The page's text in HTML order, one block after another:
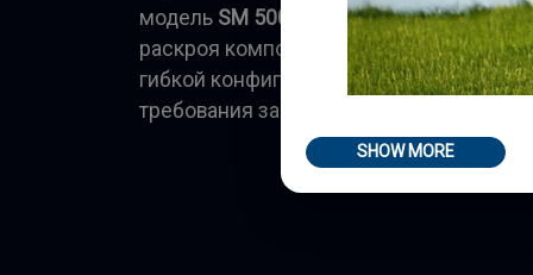
модель SM 500
, широко используется
раскроя компонентов благодаря
гибкой конфигурации, позволяющей
требования заказчика.
SHOW MORE